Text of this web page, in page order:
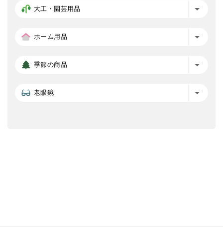
大工・園芸用品
ホーム用品
季節の商品
老眼鏡